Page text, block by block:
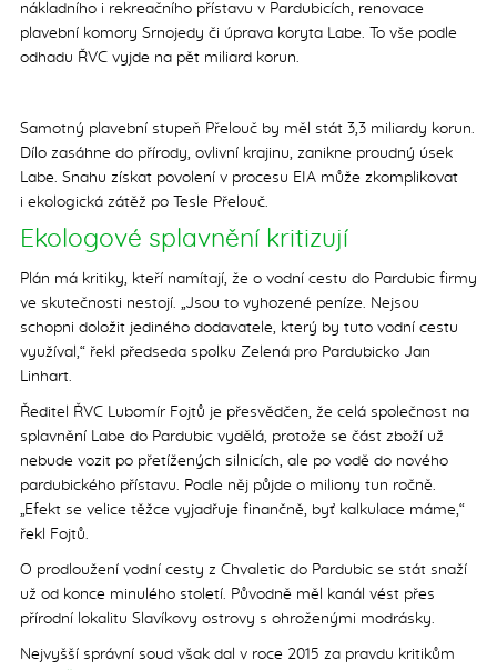
nákladního i rekreačního přístavu v Pardubicích, renovace
plavební komory Srnojedy či úprava koryta Labe. To vše podle
odhadu ŘVC vyjde na pět miliard korun.
Samotný plavební stupeň Přelouč by měl stát 3,3 miliardy korun.
Dílo zasáhne do přírody, ovlivní krajinu, zanikne proudný úsek
Labe. Snahu získat povolení v procesu EIA může zkomplikovat
i ekologická zátěž po Tesle Přelouč.
Ekologové splavnění kritizují
Plán má kritiky, kteří namítají, že o vodní cestu do Pardubic firmy
ve skutečnosti nestojí. „Jsou to vyhozené peníze. Nejsou
schopni doložit jediného dodavatele, který by tuto vodní cestu
využíval,“ řekl předseda spolku Zelená pro Pardubicko Jan
Linhart.
Ředitel ŘVC Lubomír Fojtů je přesvědčen, že celá společnost na
splavnění Labe do Pardubic vydělá, protože se část zboží už
nebude vozit po přetížených silnicích, ale po vodě do nového
pardubického přístavu. Podle něj půjde o miliony tun ročně.
„Efekt se velice těžce vyjadřuje finančně, byť kalkulace máme,“
řekl Fojtů.
O prodloužení vodní cesty z Chvaletic do Pardubic se stát snaží
už od konce minulého století. Původně měl kanál vést přes
přírodní lokalitu Slavíkovy ostrovy s ohroženými modrásky.
Nejvyšší správní soud však dal v roce 2015 za pravdu kritikům